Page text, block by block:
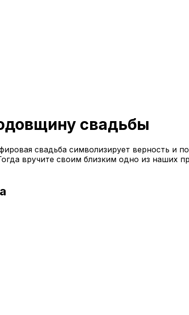
свадьбы
свадьба символизирует верность и
вручите своим близким одно из наших